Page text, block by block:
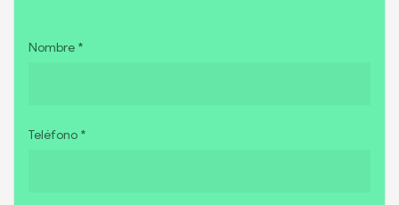
Nombre *
Teléfono *